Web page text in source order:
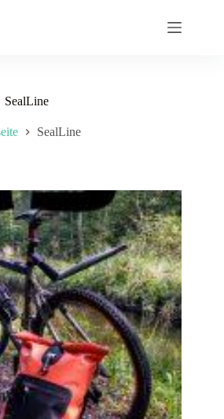
SealLine
SealLine